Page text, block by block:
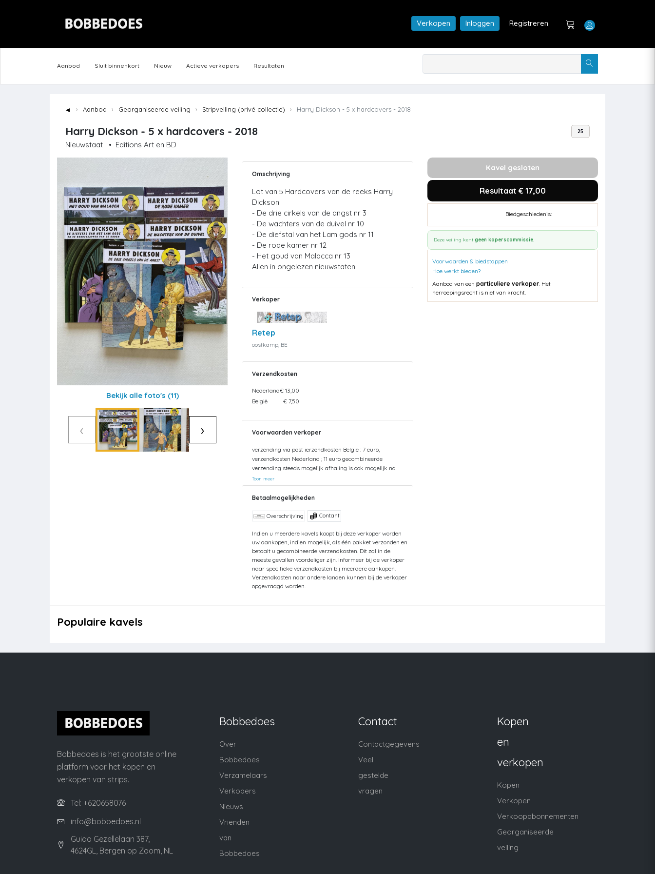
Verkopen Inloggen Registreren
Aanbod Sluit binnenkort Nieuw Actieve verkopers Resultaten
◄ Aanbod Georganiseerde veiling Stripveiling (privé collectie) Harry Dickson - 5 x hardcovers - 2018
Harry Dickson - 5 x hardcovers - 2018
Nieuwstaat • Editions Art en BD
25
Bekijk alle foto's (11)
‹ ›
Omschrijving
Lot van 5 Hardcovers van de reeks Harry
Dickson
- De drie cirkels van de angst nr 3
- De wachters van de duivel nr 10
- De diefstal van het Lam gods nr 11
- De rode kamer nr 12
- Het goud van Malacca nr 13
Allen in ongelezen nieuwstaten
Verkoper
Retep
oostkamp, BE
Verzendkosten
Nederland€ 13,00
België
€ 7,50
Voorwaarden verkoper
verzending via post ierzendkosten België : 7 euro,
verzendkosten Nederland ; 11 euro gecombineerde
verzending steeds mogelijk afhaling is ook mogelijk na
afspraak
Toon meer
Betaalmogelijkheden
Overschrijving Contant
Indien u meerdere kavels koopt bij deze verkoper worden
uw aankopen, indien mogelijk, als één pakket verzonden en
betaalt u gecombineerde verzendkosten. Dit zal in de
meeste gevallen voordeliger zijn. Informeer bij de verkoper
naar specifieke verzendkosten bij meerdere aankopen.
Verzendkosten naar andere landen kunnen bij de verkoper
opgevraagd worden.
Kavel gesloten
Resultaat € 17,00
Biedgeschiedenis:
Deze veiling kent geen koperscommissie.
Voorwaarden & biedstappen
Hoe werkt bieden?
Aanbod van een particuliere verkoper. Het
herroepingsrecht is niet van kracht.
Populaire kavels
Bobbedoes is het grootste online
platform voor het kopen en
verkopen van strips.
Tel: +620658076
info@bobbedoes.nl
Guido Gezellelaan 387,
4624GL, Bergen op Zoom, NL
Bobbedoes
Over
Bobbedoes
Verzamelaars
Verkopers
Nieuws
Vrienden
van
Bobbedoes
Contact
Contactgegevens
Veel
gestelde
vragen
Kopen
en
verkopen
Kopen
Verkopen
Verkoopabonnementen
Georganiseerde
veiling